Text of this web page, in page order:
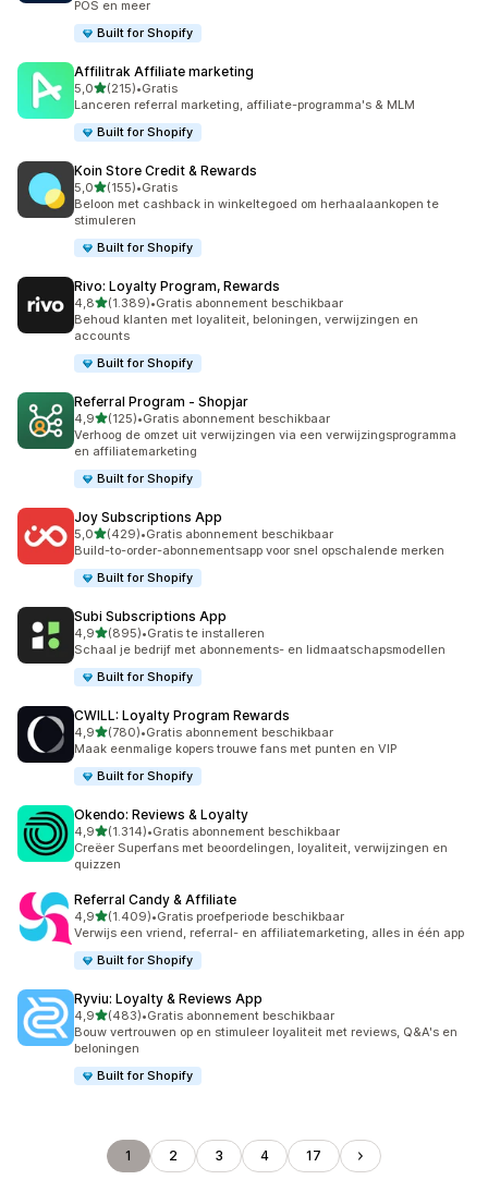
POS en meer
Built for Shopify
Affilitrak Affiliate marketing
5,0van 5 sterren
(215)
215 recensies in totaal
•Gratis
Lanceren referral marketing, affiliate-programma's & MLM
Built for Shopify
Koin Store Credit & Rewards
5,0van 5 sterren
(155)
155 recensies in totaal
•Gratis
Beloon met cashback in winkeltegoed om herhaalaankopen te
stimuleren
Built for Shopify
Rivo: Loyalty Program, Rewards
4,8van 5 sterren
(1.389)
1389 recensies in totaal
•Gratis abonnement beschikbaar
Behoud klanten met loyaliteit, beloningen, verwijzingen en
accounts
Built for Shopify
Referral Program ‑ Shopjar
4,9van 5 sterren
(125)
125 recensies in totaal
•Gratis abonnement beschikbaar
Verhoog de omzet uit verwijzingen via een verwijzingsprogramma
en affiliatemarketing
Built for Shopify
Joy Subscriptions App
5,0van 5 sterren
(429)
429 recensies in totaal
•Gratis abonnement beschikbaar
Build-to-order-abonnementsapp voor snel opschalende merken
Built for Shopify
Subi Subscriptions App
4,9van 5 sterren
(895)
895 recensies in totaal
•Gratis te installeren
Schaal je bedrijf met abonnements- en lidmaatschapsmodellen
Built for Shopify
CWILL: Loyalty Program Rewards
4,9van 5 sterren
(780)
780 recensies in totaal
•Gratis abonnement beschikbaar
Maak eenmalige kopers trouwe fans met punten en VIP
Built for Shopify
Okendo: Reviews & Loyalty
4,9van 5 sterren
(1.314)
1314 recensies in totaal
•Gratis abonnement beschikbaar
Creëer Superfans met beoordelingen, loyaliteit, verwijzingen en
quizzen
Referral Candy & Affiliate
4,9van 5 sterren
(1.409)
1409 recensies in totaal
•Gratis proefperiode beschikbaar
Verwijs een vriend, referral- en affiliatemarketing, alles in één app
Built for Shopify
Ryviu: Loyalty & Reviews App
4,9van 5 sterren
(483)
483 recensies in totaal
•Gratis abonnement beschikbaar
Bouw vertrouwen op en stimuleer loyaliteit met reviews, Q&A's en
beloningen
Built for Shopify
1 2 3 4 17